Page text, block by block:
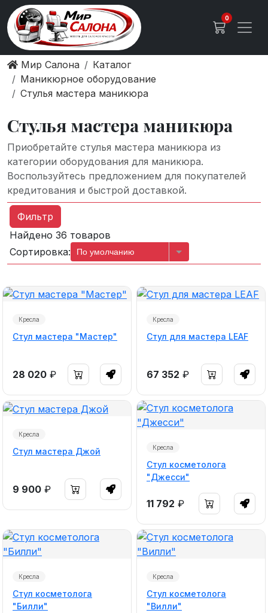
0
Мир Салона
Каталог
Маникюрное оборудование
Стулья мастера маникюра
Стулья мастера маникюра
Приобретайте стулья мастера маникюра из
категории оборудования для маникюра.
Воспользуйтесь предложением для покупателей
кредитования и быстрой доставкой.
Фильтр
Найдено 36 товаров
Сортировка:
По умолчанию
Кресла
Стул мастера "Мастер"
28 020 ₽
Кресла
Стул для мастера LEAF
67 352 ₽
Кресла
Стул мастера Джой
9 900 ₽
Кресла
Стул косметолога
"Джесси"
11 792 ₽
Кресла
Стул косметолога
"Билли"
Кресла
Стул косметолога
"Вилли"